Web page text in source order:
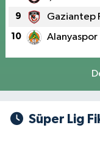
9 Gaziantep
10 Alanyaspor
Süper Lig